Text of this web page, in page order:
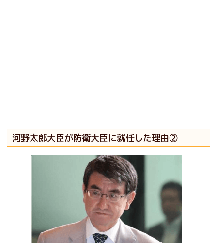
河野太郎大臣が防衛大臣に就任した理由②